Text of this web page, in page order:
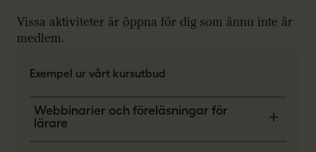
Vissa aktiviteter är öppna för dig som ännu inte är
medlem.
Exempel ur vårt kursutbud
Webbinarier och föreläsningar för
lärare